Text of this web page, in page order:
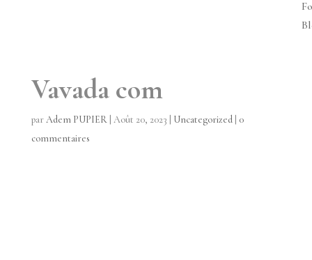
Vavada com
parAdem PUPIER| Août 20, 2023 Uncategorized| 0
commentaires